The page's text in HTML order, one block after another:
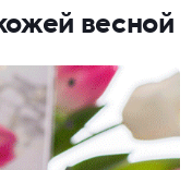
весной